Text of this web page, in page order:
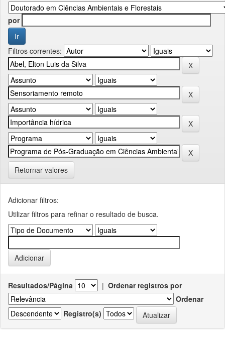
por
Filtros correntes:
Retornar valores
Adicionar filtros:
Utilizar filtros para refinar o resultado de busca.
Resultados/Página | Ordenar registros por
Ordenar
Registro(s)